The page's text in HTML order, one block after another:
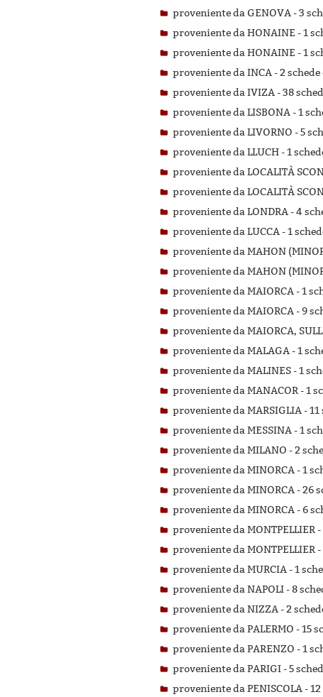
proveniente da GENOVA -3
proveniente da HONAINE -1
proveniente da HONAINE -1
proveniente da INCA -2
proveniente da IVIZA -38
proveniente da LISBONA -1
proveniente da LIVORNO -5
proveniente da LLUCH -1
proveniente da LOCALITÀ
proveniente da LOCALITÀ
proveniente da LONDRA -4
proveniente da LUCCA -1
proveniente da MAHON
proveniente da MAHON
proveniente da MAIORCA -1
proveniente da MAIORCA -9
proveniente da MAIORCA,
proveniente da MALAGA -1
proveniente da MALINES -1
proveniente da MANACOR -1
proveniente da MARSIGLIA -
proveniente da MESSINA -1
proveniente da MILANO -2
proveniente da MINORCA -1
proveniente da MINORCA -26
proveniente da MINORCA -6
proveniente da MONTPELLIER -
proveniente da MONTPELLIER -
proveniente da MURCIA -1
proveniente da NAPOLI -8
proveniente da NIZZA -2
proveniente da PALERMO -15
proveniente da PARENZO -1
proveniente da PARIGI -5
proveniente da PENISCOLA -